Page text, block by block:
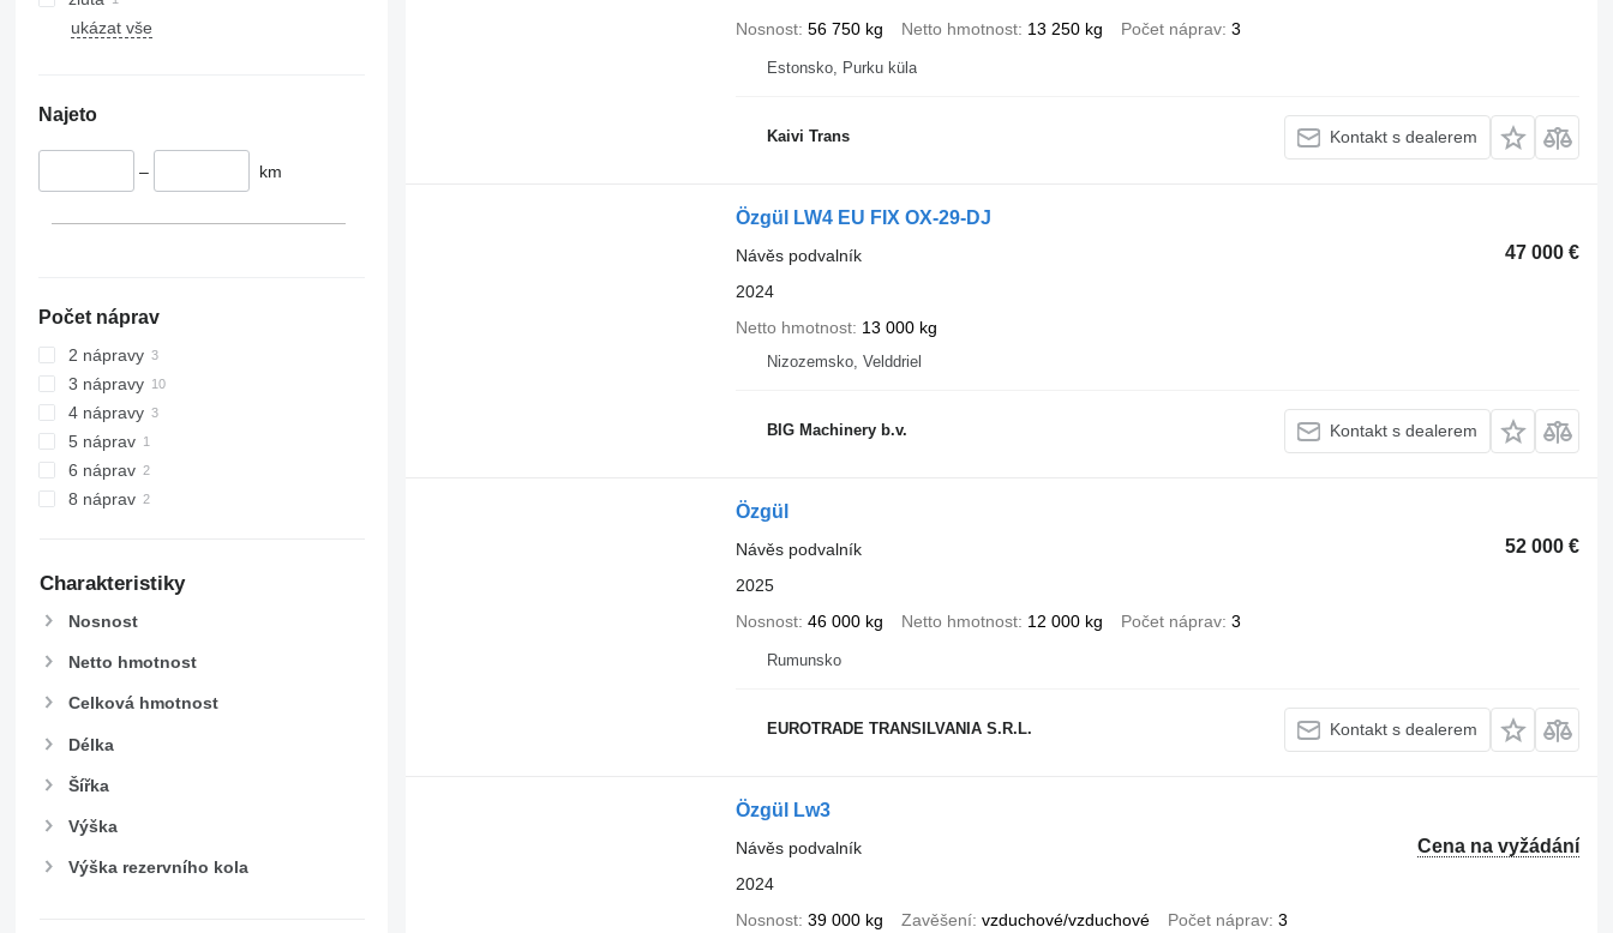
ukázat vše
Najeto
– km
Počet náprav
2 nápravy
3 nápravy
4 nápravy
5 náprav
6 náprav
8 náprav
Charakteristiky
Nosnost
Netto hmotnost
Celková hmotnost
Délka
Šířka
Výška
Výška rezervního kola
Nosnost 56 750 kg Netto hmotnost 13 250 kg Počet náprav 3
Estonsko, Purku küla
Kaivi Trans Kontakt s dealerem
Özgül LW4 EU FIX OX-29-DJ
47 000 €
Návěs podvalník
2024
Netto hmotnost 13 000 kg
Nizozemsko, Velddriel
BIG Machinery b.v. Kontakt s dealerem
Özgül
52 000 €
Návěs podvalník
2025
Nosnost 46 000 kg Netto hmotnost 12 000 kg Počet náprav 3
Rumunsko
EUROTRADE TRANSILVANIA S.R.L. Kontakt s dealerem
Özgül Lw3
Cena na vyžádání
Návěs podvalník
2024
Nosnost 39 000 kg Zavěšení vzduchové/vzduchové Počet náprav 3